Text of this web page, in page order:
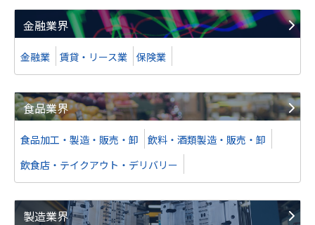
金融業界
金融業 賃貸・リース業 保険業
食品業界
食品加工・製造・販売・卸
飲料・酒類製造・販売・卸
飲食店・テイクアウト・デリバリー
製造業界